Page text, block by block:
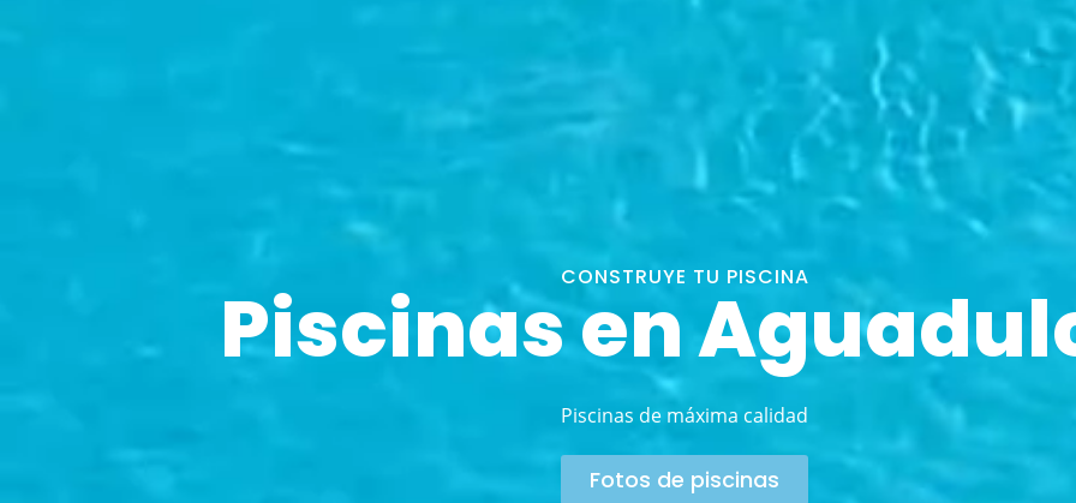
CONSTRUYE TU PISCINA
Piscinas en
Piscinas de máxima calidad
Fotos de piscinas